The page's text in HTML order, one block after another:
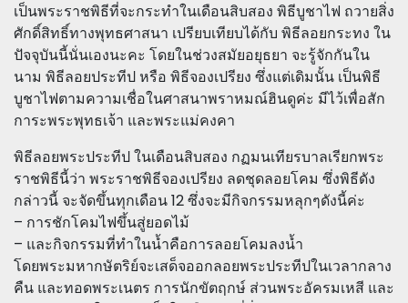
เป็นพระราชพิธีที่จะกระทำในเดือนสิบสอง พิธีบูชาไฟ ถวายสิ่ง
ศักดิ์สิทธิ์ทางพุทธศาสนา เปรียบเทียบได้กับ พิธีลอยกระทง ใน
ปัจจุบันนี้นั่นเองนะคะ โดยในช่วงสมัยอยุธยา จะรู้จักกันใน
นาม พิธีลอยประทีป หรือ พิธีจองเปรียง ซึ่งแต่เดิมนั้น เป็นพิธี
บูชาไฟตามความเชื่อในศาสนาพราหมณ์ฮินดูค่ะ มีไว้เพื่อสัก
การะพระพุทธเจ้า และพระแม่คงคา
พิธีลอยพระประทีป ในเดือนสิบสอง กฏมนเทียรบาลเรียกพระ
ราชพิธีนี้ว่า พระราชพิธีจองเปรียง ลดชุดลอยโคม ซึ่งพิธีดัง
กล่าวนี้ จะจัดขึ้นทุกเดือน 12 ซึ่งจะมีกิจกรรมหลุกๆดังนี้ค่ะ
– การชักโคมไฟขึ้นสู่ยอดไม้
– และกิจกรรมที่ทำในน้ำคือการลอยโคมลงน้ำ
โดยพระมหากษัตริย์จะเสด็จออกลอยพระประทีปในเวลากลาง
คืน และทอดพระเนตร การนักขัตฤกษ์ ส่วนพระอัครมเหสี และ